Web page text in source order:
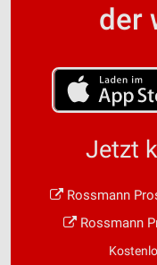
der
Jetzt
Rossmann
Rossmann